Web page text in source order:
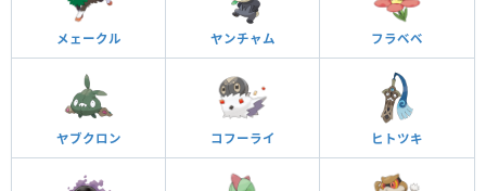
メェークル ヤンチャム フラベベ
ヤブクロン コフーライ ヒトツキ